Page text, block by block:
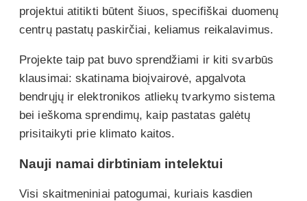
projektui atitikti būtent šiuos, specifiškai duomenų
centrų pastatų paskirčiai, keliamus reikalavimus.
Projekte taip pat buvo sprendžiami ir kiti svarbūs
klausimai: skatinama bioįvairovė, apgalvota
bendrųjų ir elektronikos atliekų tvarkymo sistema
bei ieškoma sprendimų, kaip pastatas galėtų
prisitaikyti prie klimato kaitos.
Nauji namai dirbtiniam intelektui
Visi skaitmeniniai patogumai, kuriais kasdien